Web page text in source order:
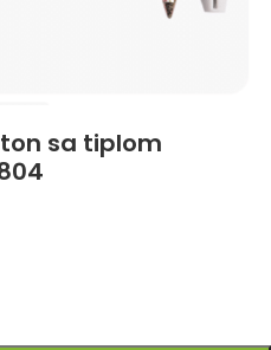
sa tiplom